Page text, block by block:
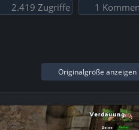
2.419 Zugriffe 1
Originalgröße anzeigen